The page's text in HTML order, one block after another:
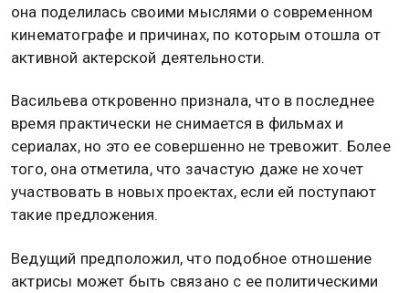
она поделилась своими мыслями о современном
кинематографе и причинах, по которым отошла от
активной актерской деятельности.
Васильева откровенно признала, что в последнее
время практически не снимается в фильмах и
сериалах, но это ее совершенно не тревожит. Более
того, она отметила, что зачастую даже не хочет
участвовать в новых проектах, если ей поступают
такие предложения.
Ведущий предположил, что подобное отношение
актрисы может быть связано с ее политическими